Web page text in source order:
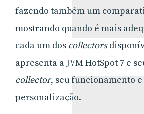
fazendo também um
mostrando quando é mais
cada um dos collectors
apresenta a JVM HotSpot 7 e
collector, seu funcionamento e
personalização.